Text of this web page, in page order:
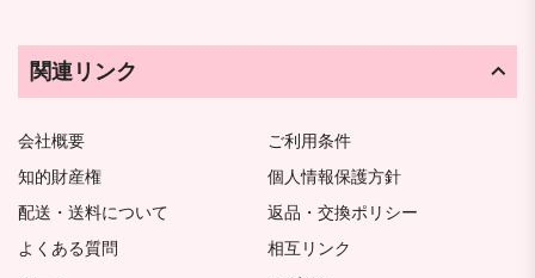
関連リンク
会社概要
ご利用条件
知的財産権
個人情報保護方針
配送・送料について
返品・交換ポリシー
よくある質問
相互リンク